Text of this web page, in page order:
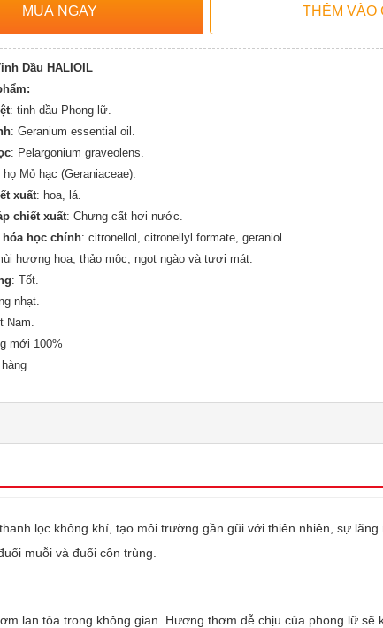
Dầu HALIOIL
: tinh dầu Phong lữ.
: Geranium essential oil.
: Pelargonium graveolens.
họ Mỏ hạc (Geraniaceae).
xuất: hoa, lá.
chiết xuất: Chưng cất hơi nước.
hóa học chính: citronellol, citronellyl formate, geraniol.
hương hoa, thảo mộc, ngọt ngào và tươi mát.
: Tốt.
nhạt.
Nam.
mới 100%
lọc không khí, tạo môi trường gần gũi với thiên nhiên, sự lãng
muỗi và đuổi côn trùng.
lan tỏa trong không gian. Hương thơm dễ chịu của phong lữ sẽ